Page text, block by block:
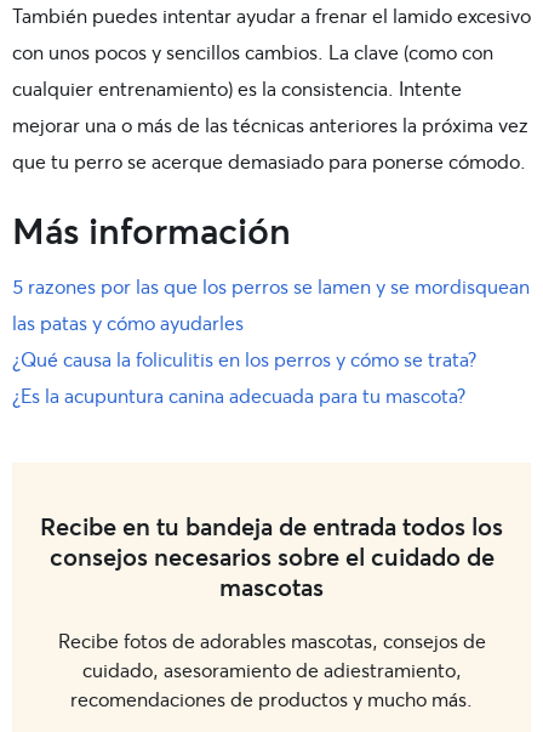
También puedes intentar ayudar a frenar el lamido excesivo
con unos pocos y sencillos cambios. La clave (como con
cualquier entrenamiento) es la consistencia. Intente
mejorar una o más de las técnicas anteriores la próxima vez
que tu perro se acerque demasiado para ponerse cómodo.
Más información
5 razones por las que los perros se lamen y se mordisquean
las patas y cómo ayudarles
¿Qué causa la foliculitis en los perros y cómo se trata?
¿Es la acupuntura canina adecuada para tu mascota?
Recibe en tu bandeja de entrada todos los
consejos necesarios sobre el cuidado de
mascotas
Recibe fotos de adorables mascotas, consejos de
cuidado, asesoramiento de adiestramiento,
recomendaciones de productos y mucho más.